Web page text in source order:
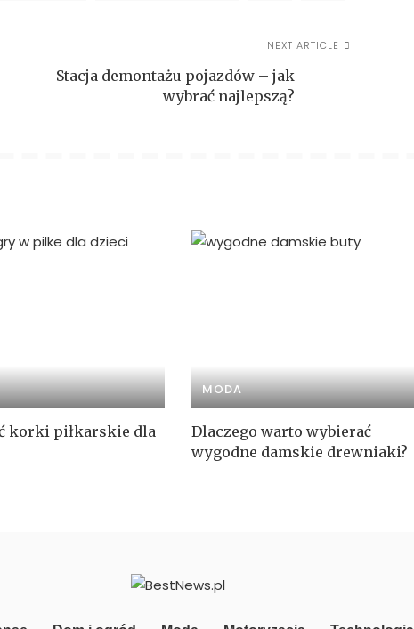
NEXT ARTICLE
Stacja demontażu pojazdów – jak
wybrać najlepszą?
korki piłkarskie dla
MODA
Dlaczego warto wybierać
wygodne damskie drewniaki?